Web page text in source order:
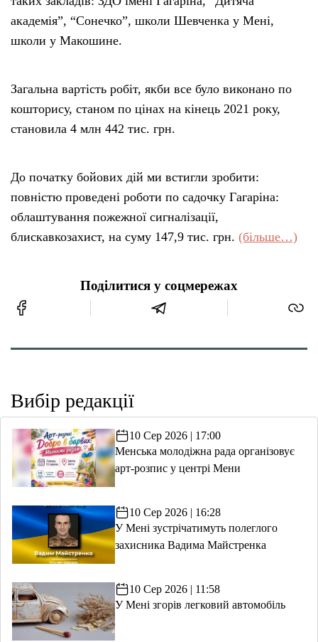
академія”, “Сонечко”, школи Шевченка у Мені,
школи у Макошине.
Загальна вартість робіт, якби все було виконано по
кошторису, станом по цінах на кінець 2021 року,
становила 4 млн 442 тис. грн.
До початку бойових дій ми встигли зробити:
повністю проведені роботи по садочку Гагаріна:
облаштування пожежної сигналізації,
блискавкозахист, на суму 147,9 тис. грн. (більше…)
Поділитися у соцмережах
Вибір редакції
10 Сер 2026 | 17:00
Менська молодіжна рада організовує
арт-розпис у центрі Мени
10 Сер 2026 | 16:28
У Мені зустрічатимуть полеглого
захисника Вадима Майстренка
10 Сер 2026 | 11:58
У Мені згорів легковий автомобіль